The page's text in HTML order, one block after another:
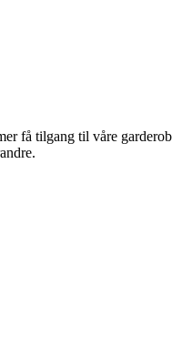
få tilgang til våre